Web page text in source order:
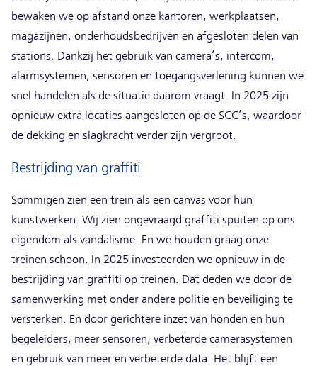
bewaken we op afstand onze kantoren, werkplaatsen,
magazijnen, onderhoudsbedrijven en afgesloten delen van
stations. Dankzij het gebruik van camera’s, intercom,
alarmsystemen, sensoren en toegangsverlening kunnen we
snel handelen als de situatie daarom vraagt. In 2025 zijn
opnieuw extra locaties aangesloten op de SCC’s, waardoor
de dekking en slagkracht verder zijn vergroot.
Bestrijding van graffiti
Sommigen zien een trein als een canvas voor hun
kunstwerken. Wij zien ongevraagd graffiti spuiten op ons
eigendom als vandalisme. En we houden graag onze
treinen schoon. In 2025 investeerden we opnieuw in de
bestrijding van graffiti op treinen. Dat deden we door de
samenwerking met onder andere politie en beveiliging te
versterken. En door gerichtere inzet van honden en hun
begeleiders, meer sensoren, verbeterde camerasystemen
en gebruik van meer en verbeterde data. Het blijft een